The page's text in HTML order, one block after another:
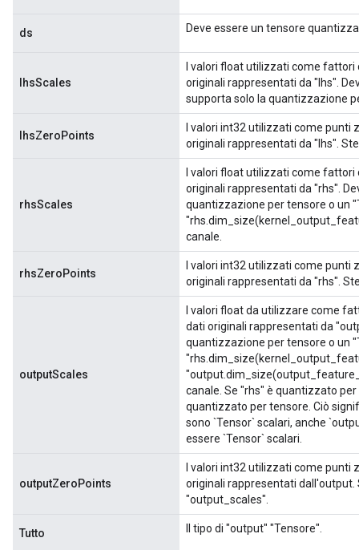
ds Deve essere un tensore
lhsScales
I valori float utilizzati come
originali rappresentati da "lhs".
supporta solo la quantizzazione
lhsZeroPoints
I valori int32 utilizzati come
originali rappresentati da "lhs".
rhsScales
I valori float utilizzati come
originali rappresentati da "rhs".
quantizzazione per tensore o un
canale.
rhsZeroPoints
I valori int32 utilizzati come
originali rappresentati da "rhs".
outputScales
I valori float da utilizzare come
dati originali rappresentati da
quantizzazione per tensore o un
canale. Se "rhs" è quantizzato
quantizzato per tensore. Ciò
sono `Tensor` scalari, anche
essere `Tensor` scalari.
outputZeroPoints
I valori int32 utilizzati come
originali rappresentati
"output_scales".
Tutto Il tipo di "output" "Tensore".